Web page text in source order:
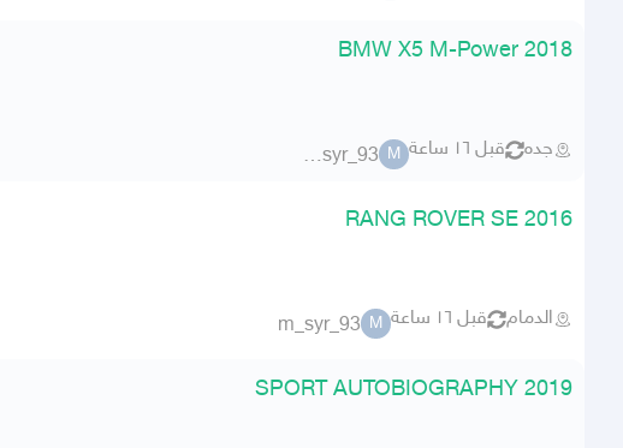
BMW X5 M-Power 2018
جده قبل ١٦ ساعة M
m_syr_93
RANG ROVER SE 2016
الدمام قبل ١٦ ساعة M
m_syr_93
SPORT AUTOBIOGRAPHY 2019